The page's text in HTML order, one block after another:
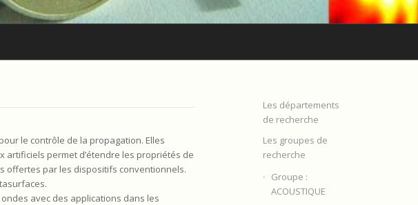
le contrôle de la propagation. Elles
artificiels permet d’étendre les propriétés de
offertes par les dispositifs conventionnels.
avec des applications dans les
Les départements
de recherche
Les groupes de
recherche
Groupe :
ACOUSTIQUE